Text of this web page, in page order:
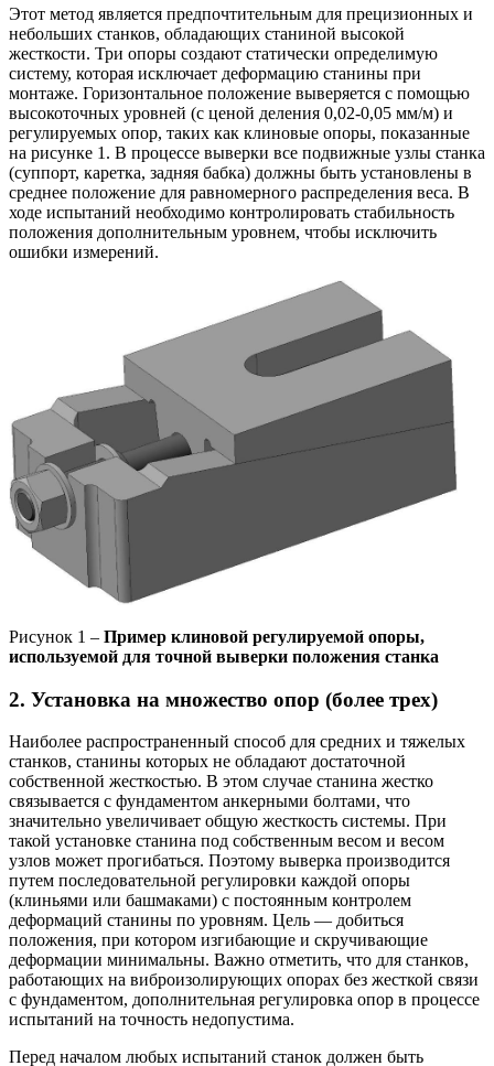
Этот метод является предпочтительным для прецизионных и
небольших станков, обладающих станиной высокой
жесткости. Три опоры создают статически определимую
систему, которая исключает деформацию станины при
монтаже. Горизонтальное положение выверяется с помощью
высокоточных уровней (с ценой деления 0,02-0,05 мм/м) и
регулируемых опор, таких как клиновые опоры, показанные
на рисунке 1. В процессе выверки все подвижные узлы станка
(суппорт, каретка, задняя бабка) должны быть установлены в
среднее положение для равномерного распределения веса. В
ходе испытаний необходимо контролировать стабильность
положения дополнительным уровнем, чтобы исключить
ошибки измерений.
Рисунок 1 – Пример клиновой регулируемой опоры,
используемой для точной выверки положения станка
2. Установка на множество опор (более трех)
Наиболее распространенный способ для средних и тяжелых
станков, станины которых не обладают достаточной
собственной жесткостью. В этом случае станина жестко
связывается с фундаментом анкерными болтами, что
значительно увеличивает общую жесткость системы. При
такой установке станина под собственным весом и весом
узлов может прогибаться. Поэтому выверка производится
путем последовательной регулировки каждой опоры
(клиньями или башмаками) с постоянным контролем
деформаций станины по уровням. Цель — добиться
положения, при котором изгибающие и скручивающие
деформации минимальны. Важно отметить, что для станков,
работающих на виброизолирующих опорах без жесткой связи
с фундаментом, дополнительная регулировка опор в процессе
испытаний на точность недопустима.
Перед началом любых испытаний станок должен быть